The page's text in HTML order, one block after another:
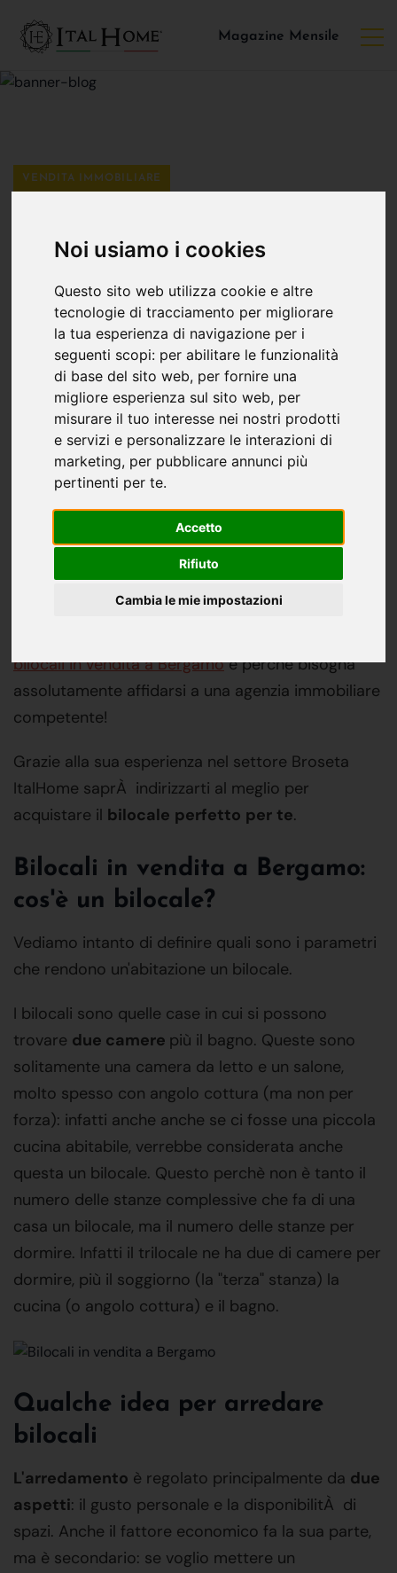
Noi usiamo i cookies
Questo sito web utilizza cookie e altre
tecnologie di tracciamento per migliorare
la tua esperienza di navigazione per i
seguenti scopi: per abilitare le funzionalità
di base del sito web, per fornire una
migliore esperienza sul sito web, per
misurare il tuo interesse nei nostri prodotti
e servizi e personalizzare le interazioni di
marketing, per pubblicare annunci più
pertinenti per te.
Accetto
Rifiuto
Cambia le mie impostazioni
Magazine Mensile
VENDITA IMMOBILIARE
Bergamo Con
ItalHome Broseta
Ital Home Broseta 19 marzo
Stai cercando i migliori bilocali
in vendita a Bergamo? Broseta
ItalHome è la risposta a tutte
le tue necessitÀ !
Proprio in questo articolo andremo a vedere nel
dettaglio quali sono le accortezze quando si
bilocali in vendita a Bergamoe perchè bisogna
assolutamente affidarsi a una agenzia immobiliare
competente!
Grazie alla sua esperienza nel settore Broseta
ItalHome saprÀ indirizzarti al meglio per
acquistare il bilocale perfetto per te.
Bilocali in vendita a Bergamo:
cos'è un bilocale?
Vediamo intanto di definire quali sono i parametri
che rendono un'abitazione un bilocale.
I bilocali sono quelle case in cui si possono
trovare due camere più il bagno. Queste sono
solitamente una camera da letto e un salone,
molto spesso con angolo cottura (ma non per
forza): infatti anche anche se ci fosse una piccola
cucina abitabile, verrebbe considerata anche
questa un bilocale. Questo perchè non è tanto il
numero delle stanze complessive che fa di una
casa un bilocale, ma il numero delle stanze per
dormire. Infatti il trilocale ne ha due di camere per
dormire, più il soggiorno (la "terza" stanza) la
cucina (o angolo cottura) e il bagno.
Qualche idea per arredare
bilocali
L'arredamento è regolato principalmente da due
aspetti: il gusto personale e la disponibilitÀ di
spazi. Anche il fattore economico fa la sua parte,
ma è secondario: se voglio mettere un